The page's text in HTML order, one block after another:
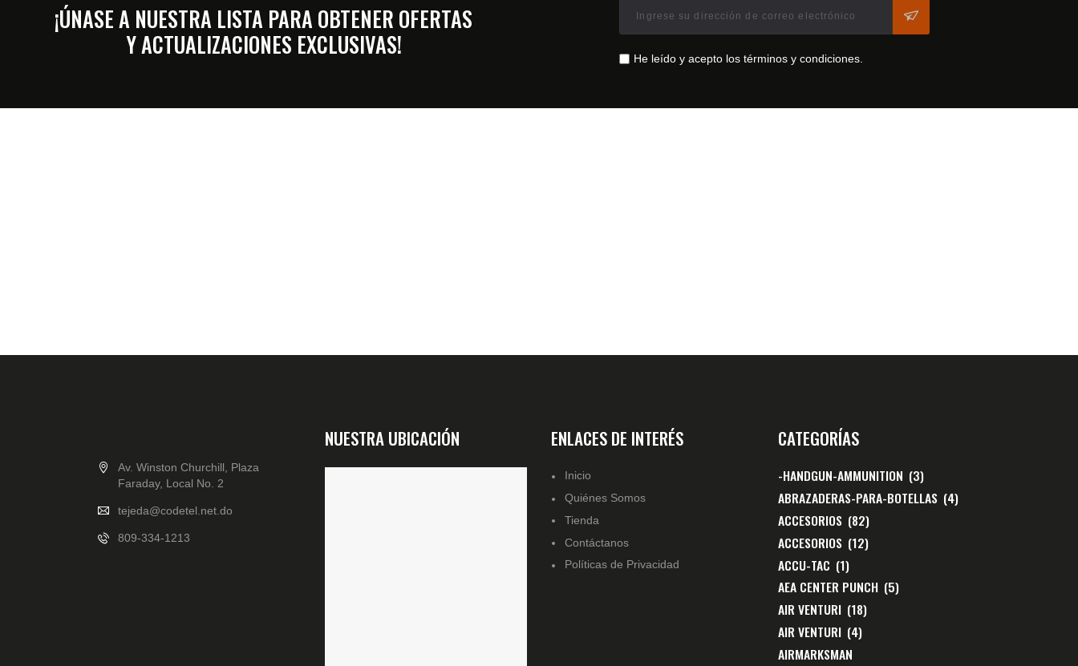
¡ÚNASE A NUESTRA LISTA PARA OBTENER OFERTAS
Y ACTUALIZACIONES EXCLUSIVAS!
He leído y acepto los términos y condiciones.
Av. Winston Churchill, Plaza
Faraday, Local No. 2
tejeda@codetel.net.do
809-334-1213
NUESTRA UBICACIÓN ENLACES DE INTERÉS
Inicio
Quiénes Somos
Tienda
Contáctanos
Políticas de Privacidad
CATEGORÍAS
-HANDGUN-AMMUNITION (3)
ABRAZADERAS-PARA-BOTELLAS (4)
ACCESORIOS (82)
ACCESORIOS (12)
ACCU-TAC (1)
AEA CENTER PUNCH (5)
AIR VENTURI (18)
AIR VENTURI (4)
AIRMARKSMAN